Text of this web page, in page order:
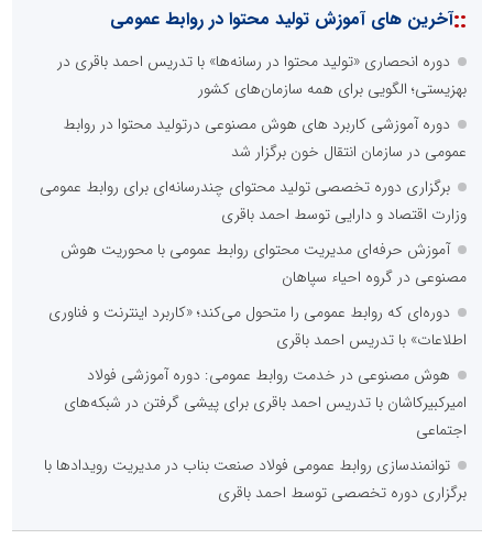
::آخرین های آموزش تولید محتوا در روابط عمومی
دوره انحصاری «تولید محتوا در رسانه‌ها» با تدریس احمد باقری در
بهزیستی؛ الگویی برای همه سازمان‌های کشور
دوره آموزشی کاربرد های هوش مصنوعی درتولید محتوا در روابط
عمومی در سازمان انتقال خون برگزار شد
برگزاری دوره تخصصی تولید محتوای چندرسانه‌ای برای روابط عمومی
وزارت اقتصاد و دارایی توسط احمد باقری
آموزش حرفه‌ای مدیریت محتوای روابط عمومی با محوریت هوش
مصنوعی در گروه احیاء سپاهان
دوره‌ای که روابط عمومی را متحول می‌کند؛ «کاربرد اینترنت و فناوری
اطلاعات» با تدریس احمد باقری
هوش مصنوعی در خدمت روابط عمومی: دوره آموزشی فولاد
امیرکبیرکاشان با تدریس احمد باقری برای پیشی گرفتن در شبکه‌های
اجتماعی
توانمندسازی روابط عمومی فولاد صنعت بناب در مدیریت رویدادها با
برگزاری دوره تخصصی توسط احمد باقری